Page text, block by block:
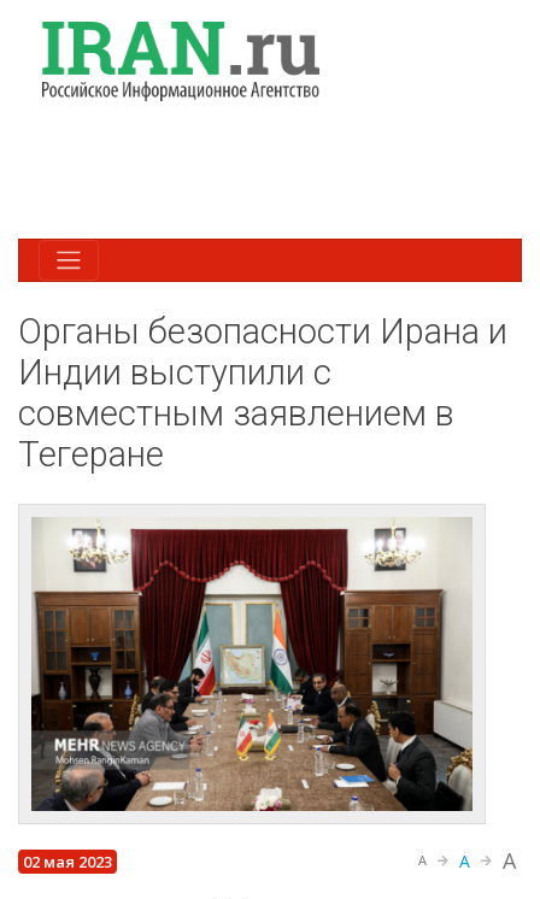
Органы безопасности Ирана и
Индии выступили с
совместным заявлением в
Тегеране
02 мая 2023 A A A